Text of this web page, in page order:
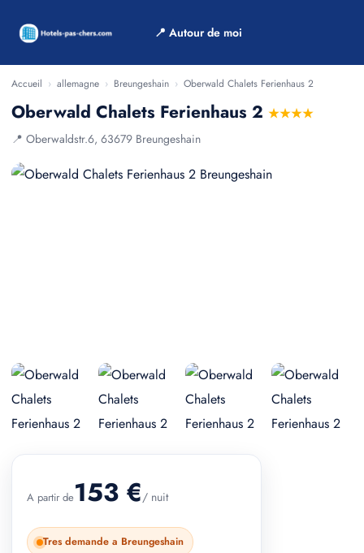
📍 Autour de moi
Accueil › allemagne › Breungeshain › Oberwald Chalets Ferienhaus 2
Oberwald Chalets Ferienhaus 2 ★★★★
📍 Oberwaldstr.6, 63679 Breungeshain
A partir de153 €/ nuit
Tres demande a Breungeshain